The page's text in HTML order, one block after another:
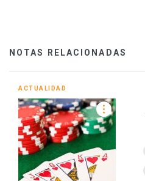
NOTAS RELACIONADAS
ACTUALIDAD